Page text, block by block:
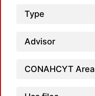
Type
Advisor
CONAHCYT Area